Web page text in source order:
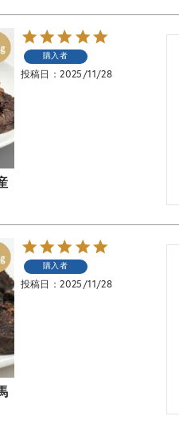
購入者
投稿日 2025/11/28
購入者
投稿日 2025/11/28